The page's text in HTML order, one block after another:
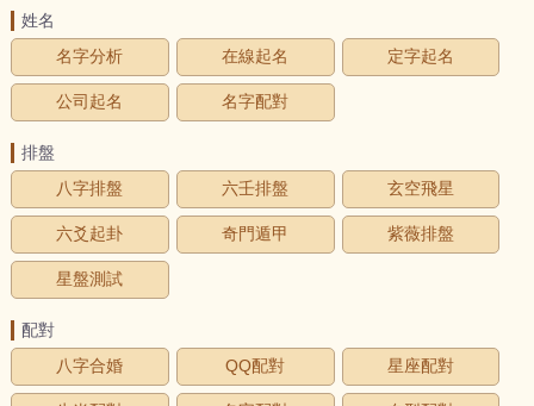
姓名
名字分析
在線起名 定字起名
公司起名 名字配對
排盤
八字排盤
六壬排盤 玄空飛星
六爻起卦 奇門遁甲 紫薇排盤
星盤測試
配對
八字合婚
QQ配對 星座配對